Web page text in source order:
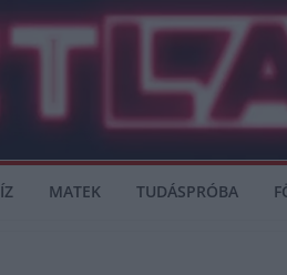
MATEK TUDÁSPRÓBA